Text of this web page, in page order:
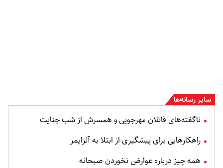
سایر رسانه‌ها
ناگفته‌های قاتلان مهرجویی و همسرش از شب جنایت
راهکارهایی برای پیشگیری از ابتلا به آلزایمر
همه چیز درباره عوارض نخوردن صبحانه